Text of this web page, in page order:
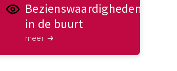
Bezienswaardigheden
in de buurt
meer